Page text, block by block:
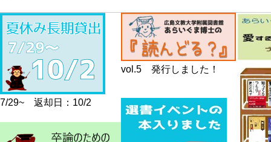
7/29~ 返却日：10/2
vol.5 発行しました！